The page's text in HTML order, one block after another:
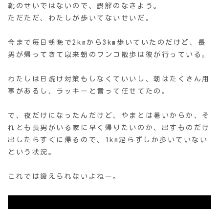
靴のせいではないので、誤解のなきよう。
ただただ、わたしが歩いてないせいだ。
今まで毎日朝晩で2kmから3km歩いていたのだけど、長
男が帰ってきて以来朝のワンコ散歩は彼が行っている。
わたしは日焼け対策もしなくていいし、朝はたくさん用
事があるし、ラッキーと言って任せてたの。
で、夜だけになったんだけど、やまとは暑いからか、そ
れとも長男がいる家に早く帰りたいのか、出すものだけ
出したらすぐに帰るので、1km足らずしか歩いていない
という状況。
これでは鍛えられないよねー。